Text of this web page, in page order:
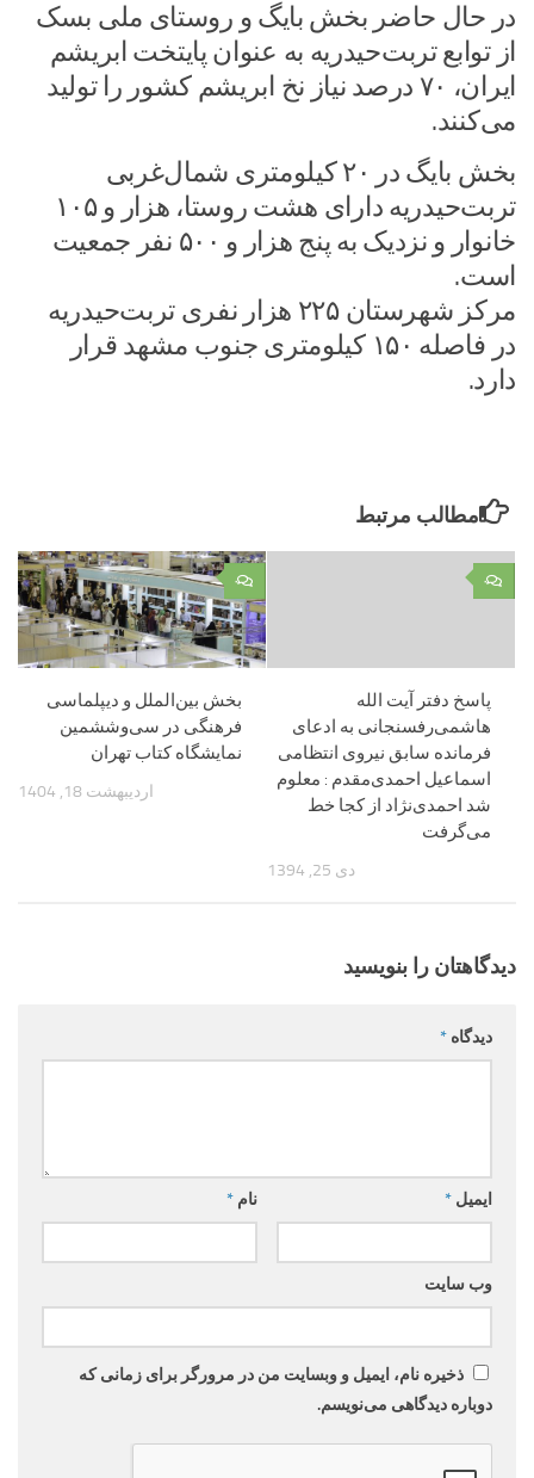
در حال حاضر بخش بایگ و روستای ملی بسک
از توابع تربت‌حیدریه به عنوان پایتخت ابریشم
ایران، ۷۰ درصد نیاز نخ ابریشم کشور را تولید
می‌کنند.
بخش بایگ در ۲۰ کیلومتری شمال‌غربی
تربت‌حیدریه دارای هشت روستا، هزار و ۱۰۵
خانوار و نزدیک به پنج هزار و ۵۰۰ نفر جمعیت
است.
مرکز شهرستان ۲۲۵ هزار نفری تربت‌حیدریه
در فاصله ۱۵۰ کیلومتری جنوب مشهد قرار
دارد.
مطالب مرتبط
۰
بخش بین‌الملل و دیپلماسی
فرهنگی در سی‌و‌ششمین
نمایشگاه کتاب تهران
اردیبهشت 18, 1404
۰
پاسخ دفتر آیت الله
هاشمی‌رفسنجانی به ادعای
فرمانده سابق نیروی انتظامی
اسماعیل احمدی‌مقدم : معلوم
شد احمدی‌نژاد از کجا خط
می‌گرفت
دی 25, 1394
دیدگاهتان را بنویسید
دیدگاه *
نام * ایمیل *
وب‌ سایت
ذخیره نام، ایمیل و وبسایت من در مرورگر برای زمانی که
دوباره دیدگاهی می‌نویسم.